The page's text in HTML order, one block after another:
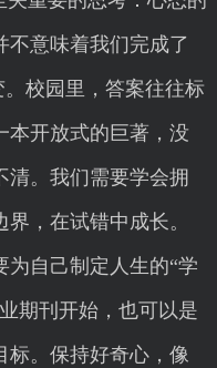
不意味着我们完成了
。校园里，答案往往标
本开放式的巨著，没
清。我们需要学会拥
，在试错中成长。
自己制定人生的“学
期刊开始，也可以是
标。保持好奇心，像